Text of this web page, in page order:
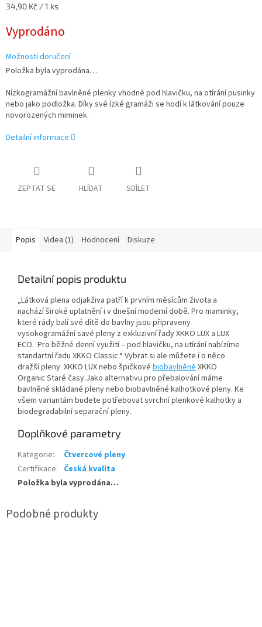
Měrná
34,90 Kč / 1 ks
Vyprodáno
Možnosti doručení
Položka byla vyprodána…
Nízkogramážní bavlněné plenky vhodné pod hlavičku, na otírání pusinky
nebo jako podložka. Díky své ízké gramáži se hodí k látkování pouze
novorozených miminek.
Detailní informace
ZEPTAT SE HLÍDAT SDÍLET
Popis Videa (1) Hodnocení Diskuze
Detailní popis produktu
„Látková plena odjakživa patří k prvním měsícům života a
nachází široké uplatnění i v dnešní moderní době. Pro maminky,
které rády balí své dítě do bavlny jsou připraveny
vysokogramážní savé pleny z exkluzivní řady XKKO LUX a LUX
ECO. Pro běžné denní využití – pod hlavičku, na utírání nabízíme
standartní řadu XKKO Classic.“ Vybrat si ale můžete i o něco
dražší pleny XKKO LUX nebo špičkové biobavlněnéXKKO
Organic Staré časy.Jako alternativu pro přebalování máme
bavlněné skládané pleny nebo biobavlněné kalhotkové pleny. Ke
všem variantám budete potřebovat svrchní plenkové kalhotky a
biodegradabilní separační pleny.
Doplňkové parametry
Kategorie:
Čtvercové pleny
Certifikace: Česká kvalita
Položka byla vyprodána…